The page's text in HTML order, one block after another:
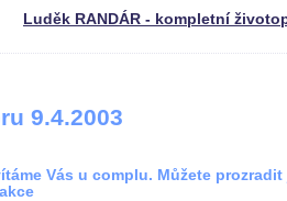
Luděk RANDÁR - kompletní
9.4.2003
Vás u complu. Můžete prozradit